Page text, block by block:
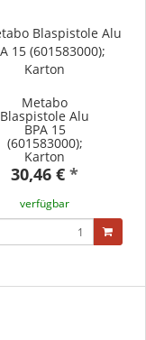
Metabo
Blaspistole Alu
BPA 15
(601583000);
Karton
30,46 € *
verfügbar